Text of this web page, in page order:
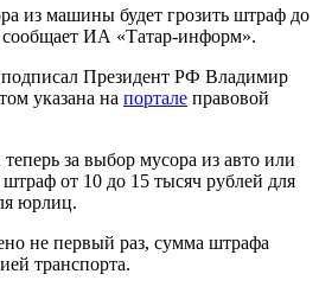
из машины будет грозить штраф до
сообщает ИА «Татар-информ».
Президент РФ Владимир
указана на портале правовой
за выбор мусора из авто или
штраф от 10 до 15 тысяч рублей для
юрлиц.
не первый раз, сумма штрафа
транспорта.